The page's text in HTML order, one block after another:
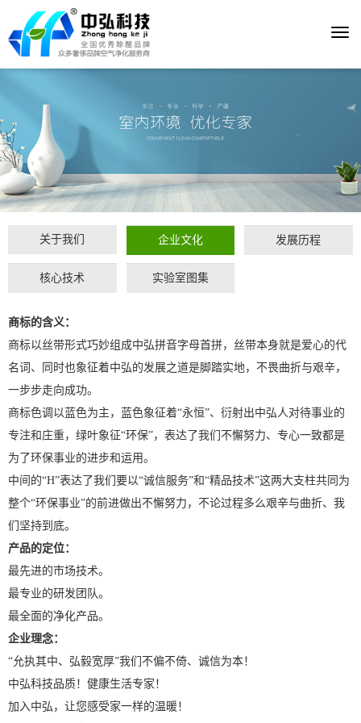
关于我们 企业文化 发展历程
核心技术 实验室图集
商标的含义：
商标以丝带形式巧妙组成中弘拼音字母首拼，丝带本身就是爱心的代
名词、同时也象征着中弘的发展之道是脚踏实地，不畏曲折与艰辛，
一步步走向成功。
商标色调以蓝色为主，蓝色象征着“永恒”、衍射出中弘人对待事业的
专注和庄重，绿叶象征“环保”，表达了我们不懈努力、专心一致都是
为了环保事业的进步和运用。
中间的“H”表达了我们要以“诚信服务”和“精品技术”这两大支柱共同为
整个“环保事业”的前进做出不懈努力，不论过程多么艰辛与曲折、我
们坚持到底。
产品的定位：
最先进的市场技术。
最专业的研发团队。
最全面的净化产品。
企业理念：
“允执其中、弘毅宽厚”我们不偏不倚、诚信为本！
中弘科技品质！健康生活专家！
加入中弘，让您感受家一样的温暖！